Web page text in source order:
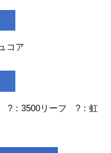
コア
?：3500リーフ ?：虹